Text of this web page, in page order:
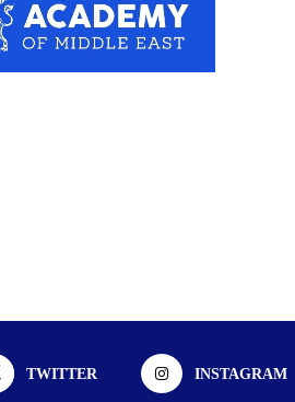
TWITTER INSTAGRAM